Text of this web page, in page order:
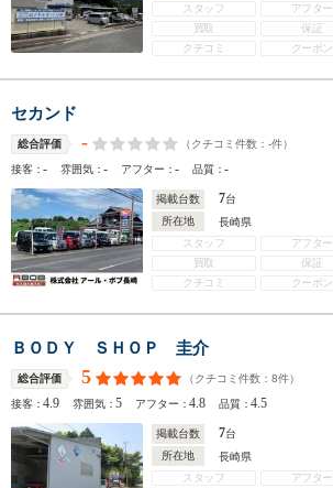
スタッフ
アフター
買取
保証
クチコミ
クーポン
セカンド
総合評価 - （クチコミ件数： -件）
接客：- 雰囲気：- アフター：- 品質：-
掲載台数 7台
所在地
長崎県
スタッフ
アフター
買取
保証
クチコミ
クーポン
ＢＯＤＹ ＳＨＯＰ 圭介
総合評価 5 （クチコミ件数： 8件）
接客：4.9 雰囲気：5 アフター：4.8 品質：4.5
掲載台数 7台
所在地
長崎県
スタッフ
アフター